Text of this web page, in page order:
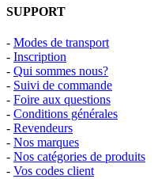
SUPPORT
- Modes de transport
- Inscription
- Qui sommes nous?
- Suivi de commande
- Foire aux questions
- Conditions générales
- Revendeurs
- Nos marques
- Nos catégories de produits
- Vos codes client